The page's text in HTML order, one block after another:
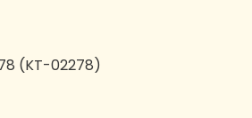
(KT-02278)